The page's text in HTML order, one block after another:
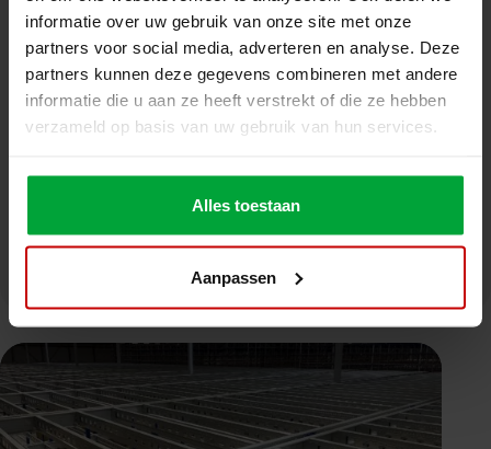
informatie over uw gebruik van onze site met onze
partners voor social media, adverteren en analyse. Deze
partners kunnen deze gegevens combineren met andere
informatie die u aan ze heeft verstrekt of die ze hebben
verzameld op basis van uw gebruik van hun services.
Alles toestaan
Aanpassen
Max. bestandsgrootte: 512 MB.